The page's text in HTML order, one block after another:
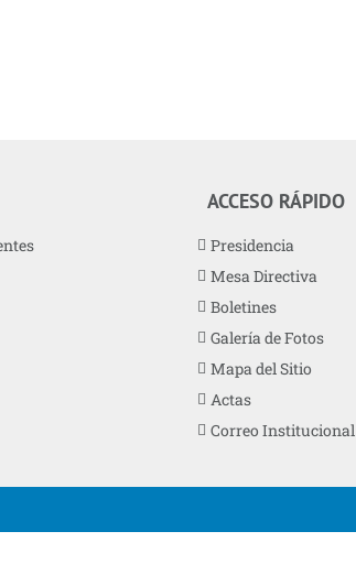
ACCESO RÁPIDO
Presidencia
Mesa Directiva
Boletines
Galería de Fotos
Mapa del Sitio
Actas
Correo Institucional